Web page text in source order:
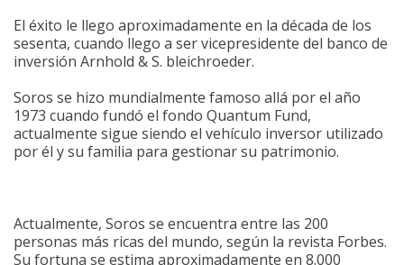
El éxito le llego aproximadamente en la década de los
sesenta, cuando llego a ser vicepresidente del banco de
inversión Arnhold & S. bleichroeder.
Soros se hizo mundialmente famoso allá por el año
1973 cuando fundó el fondo Quantum Fund,
actualmente sigue siendo el vehículo inversor utilizado
por él y su familia para gestionar su patrimonio.
Actualmente, Soros se encuentra entre las 200
personas más ricas del mundo, según la revista Forbes.
Su fortuna se estima aproximadamente en 8.000